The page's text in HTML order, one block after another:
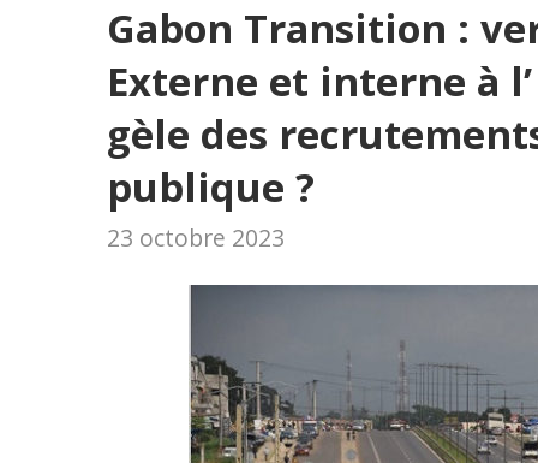
Gabon Transition :
Externe et interne à
gèle des
publique ?
23 octobre 2023